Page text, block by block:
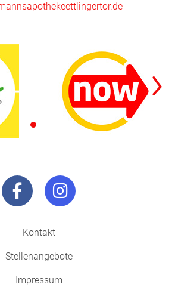
Kontakt
Stellenangebote
Impressum